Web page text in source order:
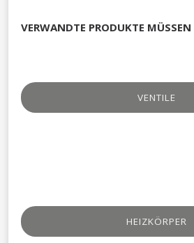
VERWANDTE PRODUKTE
VENTILE​
HEIZKÖRPER